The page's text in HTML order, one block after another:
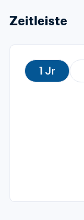
Zeitleiste
1 Jr